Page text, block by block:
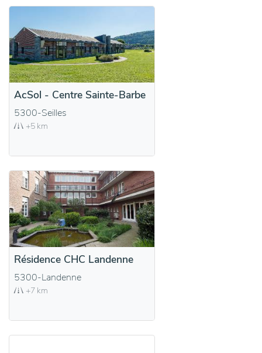
AcSol - Centre Sainte-Barbe
5300-Seilles
+5 km
Résidence CHC Landenne
5300-Landenne
+7 km